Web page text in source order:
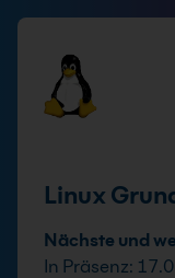
Linux
Nächste und
In Präsenz: